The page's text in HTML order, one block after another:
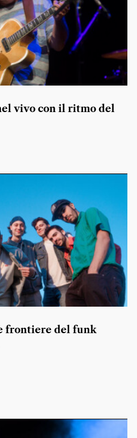
vivo con il ritmo del
frontiere del funk